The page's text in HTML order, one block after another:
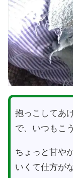
抱っこしてあ
で、いつもこ
ちょっと甘や
いくて仕方が